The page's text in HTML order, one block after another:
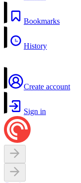
Bookmarks
History
Create account
Sign in